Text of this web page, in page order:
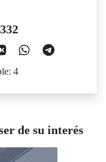
4
de su interés
405.000 €